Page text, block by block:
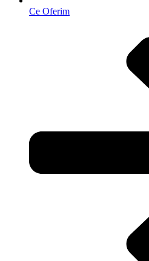
Ce Oferim